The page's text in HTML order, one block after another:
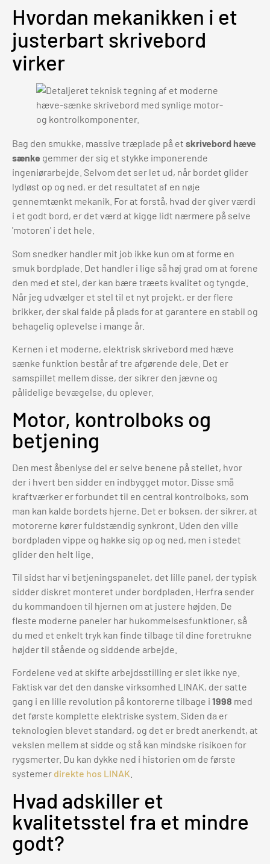
Hvordan mekanikken i et
justerbart skrivebord
virker
Bag den smukke, massive træplade på et skrivebord hæve
sænke gemmer der sig et stykke imponerende
ingeniørarbejde. Selvom det ser let ud, når bordet glider
lydløst op og ned, er det resultatet af en nøje
gennemtænkt mekanik. For at forstå, hvad der giver værdi
i et godt bord, er det værd at kigge lidt nærmere på selve
'motoren' i det hele.
Som snedker handler mit job ikke kun om at forme en
smuk bordplade. Det handler i lige så høj grad om at forene
den med et stel, der kan bære træets kvalitet og tyngde.
Når jeg udvælger et stel til et nyt projekt, er der flere
brikker, der skal falde på plads for at garantere en stabil og
behagelig oplevelse i mange år.
Kernen i et moderne, elektrisk skrivebord med hæve
sænke funktion består af tre afgørende dele. Det er
samspillet mellem disse, der sikrer den jævne og
pålidelige bevægelse, du oplever.
Motor, kontrolboks og
betjening
Den mest åbenlyse del er selve benene på stellet, hvor
der i hvert ben sidder en indbygget motor. Disse små
kraftværker er forbundet til en central kontrolboks, som
man kan kalde bordets hjerne. Det er boksen, der sikrer, at
motorerne kører fuldstændig synkront. Uden den ville
bordpladen vippe og hakke sig op og ned, men i stedet
glider den helt lige.
Til sidst har vi betjeningspanelet, det lille panel, der typisk
sidder diskret monteret under bordpladen. Herfra sender
du kommandoen til hjernen om at justere højden. De
fleste moderne paneler har hukommelsesfunktioner, så
du med et enkelt tryk kan finde tilbage til dine foretrukne
højder til stående og siddende arbejde.
Fordelene ved at skifte arbejdsstilling er slet ikke nye.
Faktisk var det den danske virksomhed LINAK, der satte
gang i en lille revolution på kontorerne tilbage i 1998 med
det første komplette elektriske system. Siden da er
teknologien blevet standard, og det er bredt anerkendt, at
vekslen mellem at sidde og stå kan mindske risikoen for
rygsmerter. Du kan dykke ned i historien om de første
systemer direkte hos LINAK
Hvad adskiller et
kvalitetsstel fra et mindre
godt?